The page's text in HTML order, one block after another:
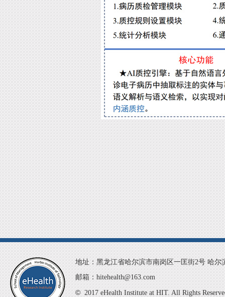
地址：黑龙江省哈尔滨市南岗区一匡街2号 哈尔
邮箱：hitehealth@163.com
© 2017 eHealth Institute at HIT. All Rights